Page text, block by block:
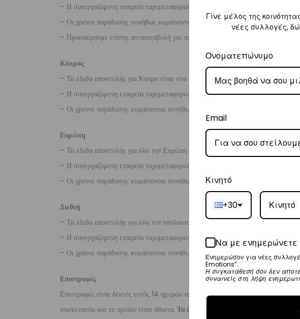
– Η συνεργαζόμενη εταιρεία ταχυμεταφορών,
– Οι χρόνοι παράδοσης συνήθως κυμαίνονται από 1-3 εργάσιμες ημέρες.
– Προσφέρουμε επίσης αντικαταβολή για παραγγελίες σε όλη την Ελλάδα με
Κύπρος
– Τα έξοδα αποστολής για Κύπρο είναι στα
– Η συνεργαζόμενη εταιρεία ταχυμεταφορών,
Aramex, θα αναλάβει την
– Οι χρόνοι παράδοσης κυμαίνονται συνήθως από 2-7 εργάσιμες ημέρες.
Ευρώπη
– Τα έξοδα αποστολής για όλο την Ευρώπη είναι στα
– Η συνεργαζόμενη εταιρεία ταχυμεταφορών,
– Οι χρόνοι παράδοσης κυμαίνονται συνήθως από 3-8 εργάσιμες ημέρες.
Διεθνή
– Τα έξοδα αποστολής για όλο τον υπόλοιπο κόσμο είναι στα€35
– Η συνεργαζόμενη εταιρεία ταχυμεταφορών,
DHL, θα αναλάβει την παράδοσή σας.
– Οι χρόνοι παράδοσης κυμαίνονται συνήθως από 3-10 εργάσιμες ημέρες.
Επιστροφές
Επιστροφές είναι δεκτές εντός 14 ημερών από την ημερομηνία αγοράς του
συσκευασία και το προϊόν είναι άθικτα. Τα έξοδα αποστολής για την επιστροφή,
Γίνε μέλος της
νέες συλλογές,
Ονοματεπώνυμο
Email
Κινητό
+30
Να με ενημερώνετε
Ενημερώσου για νέες
Emotions”.
Η συγκατάθεσή σου δεν
συναινείς στη λήψη